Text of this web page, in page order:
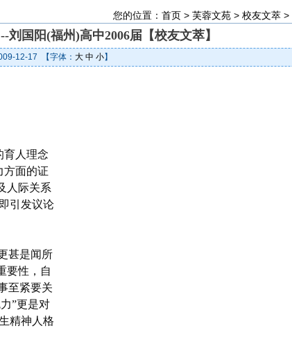
您的位置：首页 >芙蓉文苑 >校友文萃 >
国阳(福州)高中2006届【校友文萃】
12-17 【字体： 大 中 小】
育人理念
面的证
人际关系
引发议论
甚是闻所
要性，自
至紧要关
”更是对
精神人格